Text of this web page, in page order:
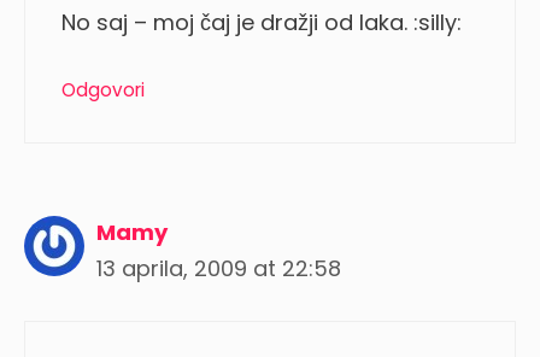
No saj – moj čaj je dražji od laka. :silly:
Odgovori
Mamy
13 aprila, 2009 at 22:58